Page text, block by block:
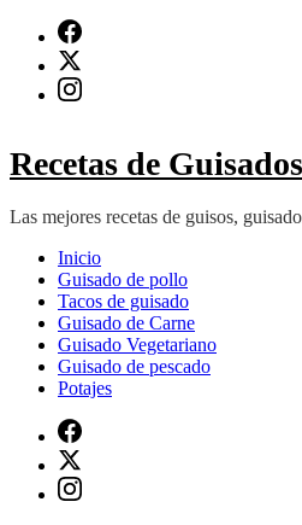
contenido
(presiona
Recetas de Guisados
Las mejores recetas de guisos,
Inicio
Guisado de pollo
Tacos de guisado
Guisado de Carne
Guisado Vegetariano
Guisado de pescado
Potajes